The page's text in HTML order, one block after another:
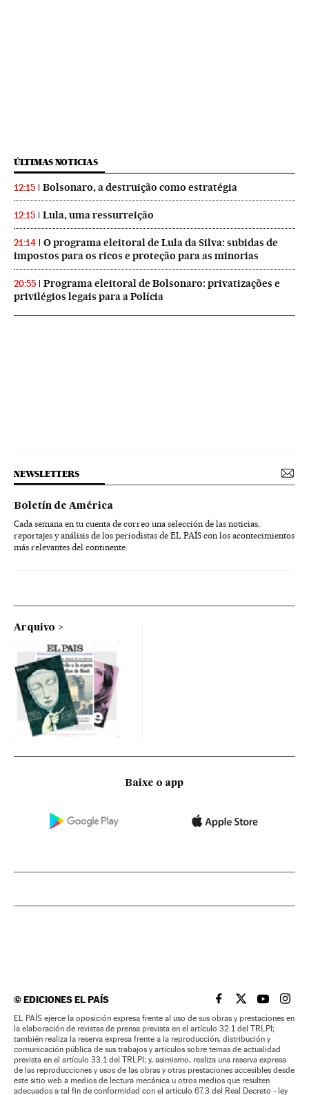
ÚLTIMAS NOTICIAS
12:15 Bolsonaro, a destruição como estratégia
12:15 Lula, uma ressurreição
21:14
O programa eleitoral de Lula da Silva: subidas de
impostos para os ricos e proteção para as minorias
20:55
Programa eleitoral de Bolsonaro: privatizações e
privilégios legais para a Polícia
NEWSLETTERS
Boletín de América
Cada semana en tu cuenta de correo una selección de las noticias,
reportajes y análisis de los periodistas de EL PAÍS con los acontecimientos
más relevantes del continente.
Arquivo
Baixe o app
©EDICIONES EL PAÍS EL PAÍS BRASIL EN
EL PAÍSEL PAÍS
EL
EL PAÍS ejerce la oposición expresa frente al uso de sus obras y prestaciones en
la elaboración de revistas de prensa prevista en el artículo 32.1 del TRLPI;
también realiza la reserva expresa frente a la reproducción, distribución y
comunicación pública de sus trabajos y artículos sobre temas de actualidad
prevista en el artículo 33.1 del TRLPI; y, asimismo, realiza una reserva expresa
de las reproducciones y usos de las obras y otras prestaciones accesibles desde
este sitio web a medios de lectura mecánica u otros medios que resulten
adecuados a tal fin de conformidad con el artículo 67.3 del Real Decreto - ley